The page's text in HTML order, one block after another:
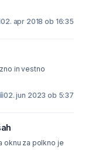
02. apr 2018 ob 16:35
in vestno
02. jun 2023 ob 5:37
oknu za polkno je